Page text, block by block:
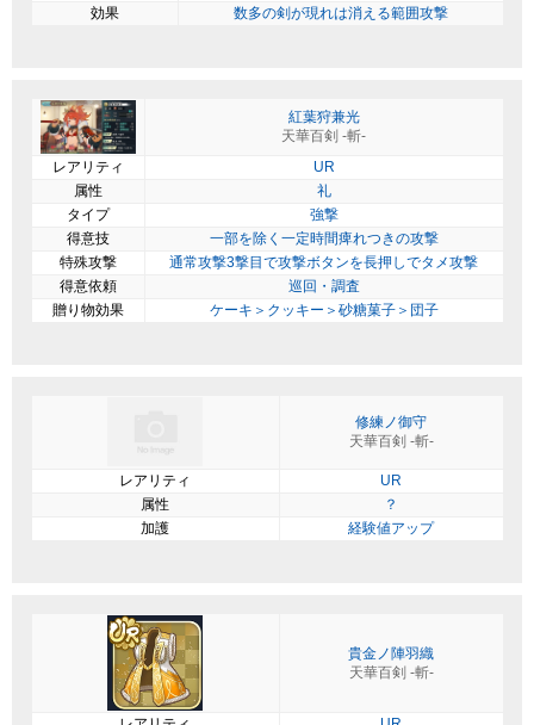
効果
数多の剣が現れは消える範囲攻撃
紅葉狩兼光
天華百剣 -斬-
レアリティ
UR
属性
礼
タイプ
強撃
得意技
一部を除く一定時間痺れつきの攻撃
特殊攻撃
通常攻撃3撃目で攻撃ボタンを長押しでタメ攻撃
得意依頼
巡回・調査
贈り物効果
ケーキ＞クッキー＞砂糖菓子＞団子
修練ノ御守
天華百剣 -斬-
レアリティ
UR
属性
？
加護
経験値アップ
貴金ノ陣羽織
天華百剣 -斬-